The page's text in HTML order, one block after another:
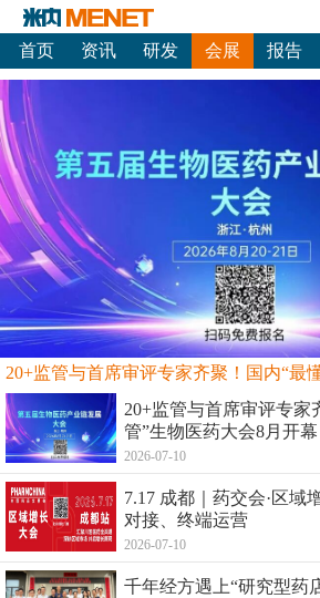
首页 资讯 研发 会展 报告
20+监管与首席审评专家
管”生物医药大会8月开幕
2026-07-10
7.17 成都｜药交会·区域
对接、终端运营
2026-07-10
千年经方遇上“研究型